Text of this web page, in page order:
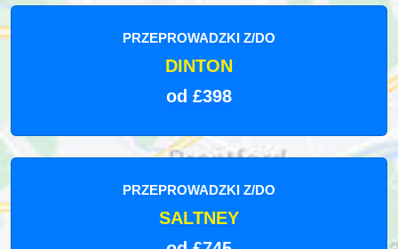
PRZEPROWADZKI Z/DO
DINTON
od £398
PRZEPROWADZKI Z/DO
SALTNEY